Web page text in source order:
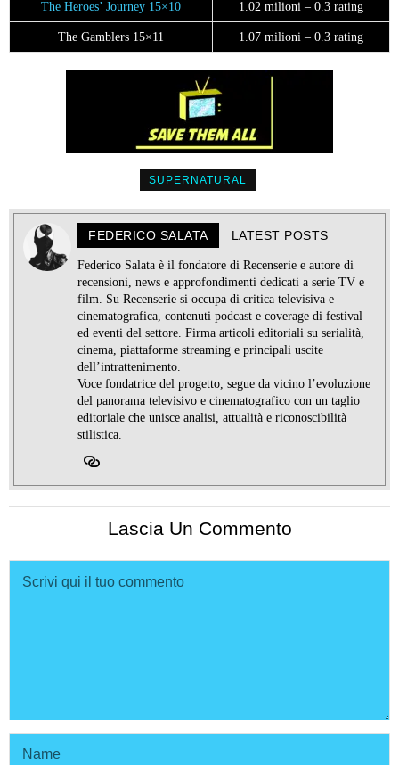
The Heroes’ Journey 15×10 1.02 milioni – 0.3 rating
The Gamblers 15×11 1.07 milioni – 0.3 rating
SUPERNATURAL
FEDERICO SALATA LATEST POSTS
Federico Salata è il fondatore di Recenserie e autore di
recensioni, news e approfondimenti dedicati a serie TV e
film. Su Recenserie si occupa di critica televisiva e
cinematografica, contenuti podcast e coverage di festival
ed eventi del settore. Firma articoli editoriali su serialità,
cinema, piattaforme streaming e principali uscite
dell’intrattenimento.
Voce fondatrice del progetto, segue da vicino l’evoluzione
del panorama televisivo e cinematografico con un taglio
editoriale che unisce analisi, attualità e riconoscibilità
stilistica.
Lascia Un Commento